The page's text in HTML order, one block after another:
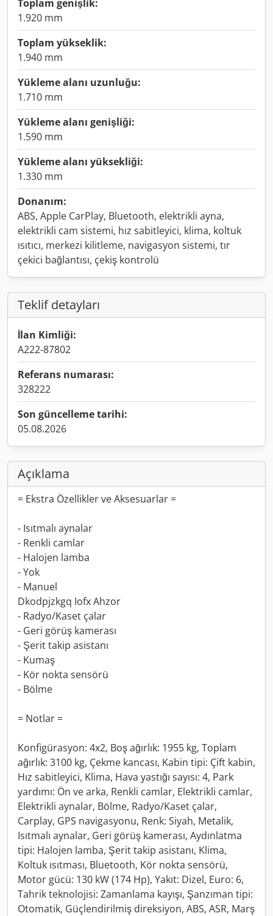
Toplam genişlik:
1.920 mm
Toplam yükseklik:
1.940 mm
Yükleme alanı uzunluğu:
1.710 mm
Yükleme alanı genişliği:
1.590 mm
Yükleme alanı yüksekliği:
1.330 mm
Donanım:
ABS, Apple CarPlay, Bluetooth, elektrikli ayna,
elektrikli cam sistemi, hız sabitleyici, klima, koltuk
ısıtıcı, merkezi kilitleme, navigasyon sistemi, tır
çekici bağlantısı, çekiş kontrolü
Teklif detayları
İlan Kimliği:
A222-87802
Referans numarası:
328222
Son güncelleme tarihi:
05.08.2026
Açıklama
= Ekstra Özellikler ve Aksesuarlar =
- Isıtmalı aynalar
- Renkli camlar
- Halojen lamba
- Yok
- Manuel
Dkodpjzkgq Iofx Ahzor
- Radyo/Kaset çalar
- Geri görüş kamerası
- Şerit takip asistanı
- Kumaş
- Kör nokta sensörü
- Bölme
= Notlar =
Konfigürasyon: 4x2, Boş ağırlık: 1955 kg, Toplam
ağırlık: 3100 kg, Çekme kancası, Kabin tipi: Çift kabin,
Hız sabitleyici, Klima, Hava yastığı sayısı: 4, Park
yardımı: Ön ve arka, Renkli camlar, Elektrikli camlar,
Elektrikli aynalar, Bölme, Radyo/Kaset çalar,
Carplay, GPS navigasyonu, Renk: Siyah, Metalik,
Isıtmalı aynalar, Geri görüş kamerası, Aydınlatma
tipi: Halojen lamba, Şerit takip asistanı, Klima,
Koltuk ısıtması, Bluetooth, Kör nokta sensörü,
Motor gücü: 130 kW (174 Hp), Yakıt: Dizel, Euro: 6,
Tahrik teknolojisi: Zamanlama kayışı, Şanzıman tipi:
Otomatik, Güçlendirilmiş direksiyon, ABS, ASR, Marş